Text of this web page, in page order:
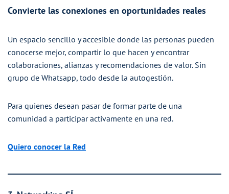
Convierte las conexiones en oportunidades reales
Un espacio sencillo y accesible donde las personas pueden
conocerse mejor, compartir lo que hacen y encontrar
colaboraciones, alianzas y recomendaciones de valor. Sin
grupo de Whatsapp, todo desde la autogestión.
Para quienes desean pasar de formar parte de una
comunidad a participar activamente en una red.
Quiero conocer la Red